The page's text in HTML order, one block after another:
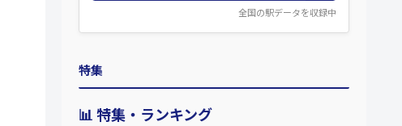
全国の駅データを収録中
特集
📊 特集・ランキング